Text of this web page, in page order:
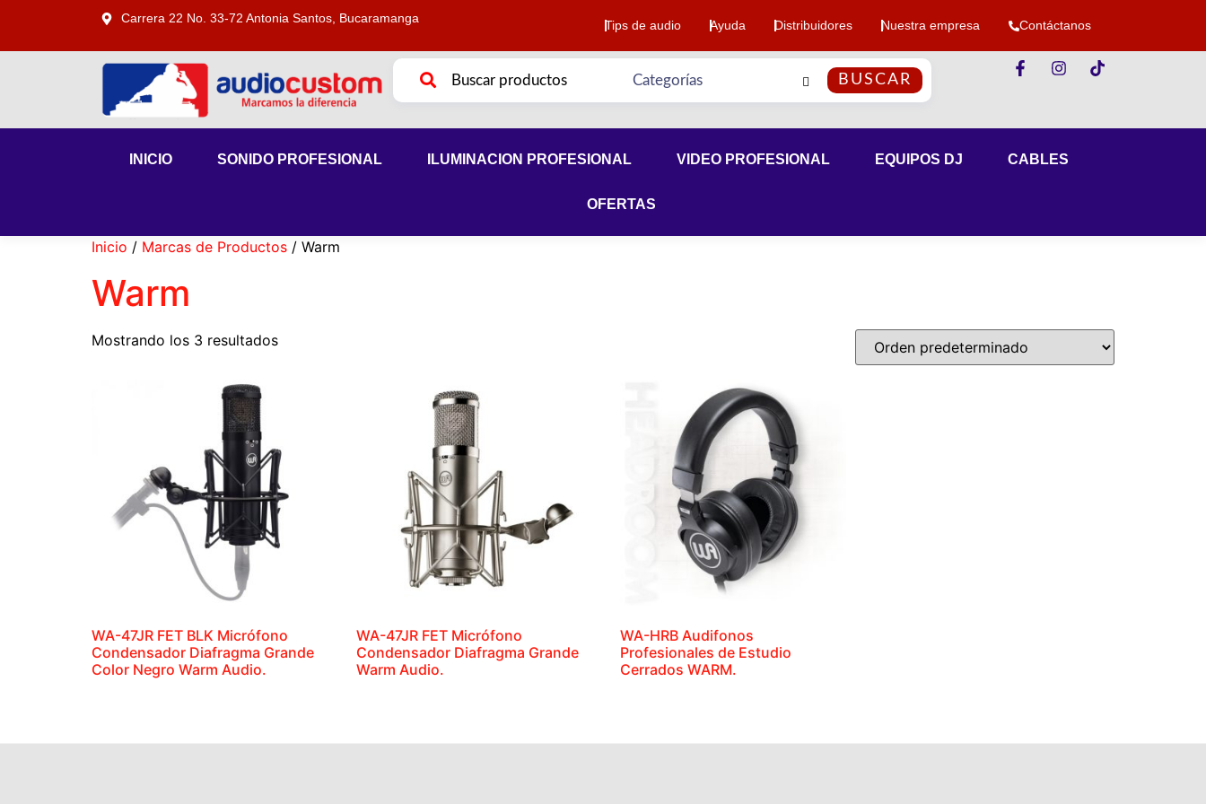
Carrera 22 No. 33-72 Antonia Santos, Bucaramanga Tips de audio Ayuda Distribuidores Nuestra empresa Contáctanos
BUSCAR
INICIO SONIDO PROFESIONAL ILUMINACION PROFESIONAL VIDEO PROFESIONAL EQUIPOS DJ CABLES
OFERTAS
Inicio / Marcas de Productos / Warm
Warm
Mostrando los 3 resultados
WA-47JR FET BLK Micrófono
Condensador Diafragma Grande
Color Negro Warm Audio.
WA-47JR FET Micrófono
Condensador Diafragma Grande
Warm Audio.
WA-HRB Audifonos
Profesionales de Estudio
Cerrados WARM.